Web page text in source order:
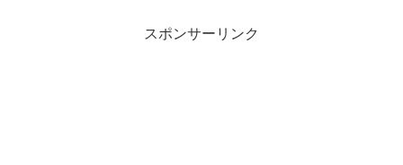
スポンサーリンク